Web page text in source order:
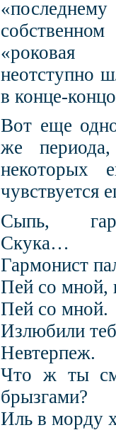
«роковая
неотступно
в конце-
Вот еще
же
некоторых
чувствуется
Сыпь,
Скука…
Гармонист
Пей со мной,
Пей со мной.
Излюбили
Невтерпеж.
Что ж ты
брызгами?
Иль в морду